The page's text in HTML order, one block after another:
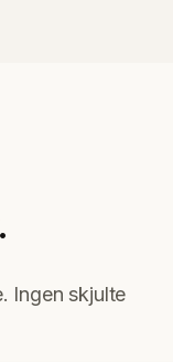
Ingen skjulte